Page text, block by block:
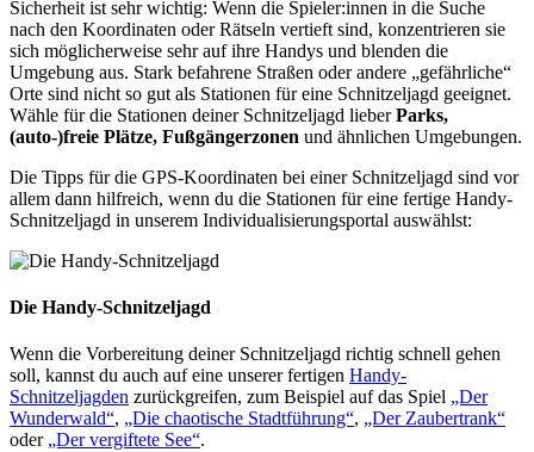
Sicherheit ist sehr wichtig: Wenn die Spieler:innen in die Suche
nach den Koordinaten oder Rätseln vertieft sind, konzentrieren sie
sich möglicherweise sehr auf ihre Handys und blenden die
Umgebung aus. Stark befahrene Straßen oder andere „gefährliche“
Orte sind nicht so gut als Stationen für eine Schnitzeljagd geeignet.
Wähle für die Stationen deiner Schnitzeljagd lieberParks,
(auto-)freie Plätze, Fußgängerzonen und ähnlichen Umgebungen.
Die Tipps für die GPS-Koordinaten bei einer Schnitzeljagd sind vor
allem dann hilfreich, wenn du die Stationen für eine fertige Handy-
Schnitzeljagd in unserem Individualisierungsportal auswählst:
Die Handy-Schnitzeljagd
Wenn die Vorbereitung deiner Schnitzeljagd richtig schnell gehen
soll, kannst du auch auf eine unserer fertigen Handy-
Schnitzeljagden zurückgreifen, zum Beispiel auf das Spiel „Der
Wunderwald“, „Die chaotische Stadtführung“, „Der Zaubertrank“
oder „Der vergiftete See“.